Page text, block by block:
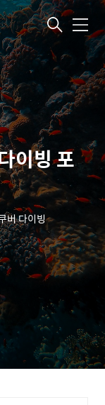
메
뉴
이빙 포
버 다이빙